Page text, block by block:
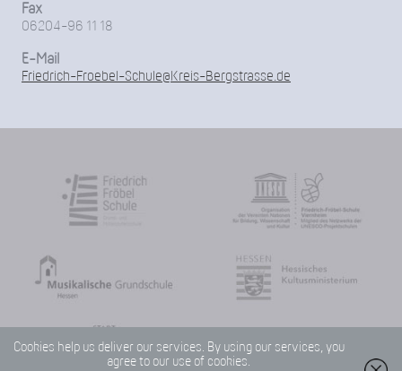
Fax
06204-96 11 18
E-Mail
Friedrich-Froebel-Schule@Kreis-Bergstrasse.de
Cookies help us deliver our services. By using our services, you
agree to our use of cookies.